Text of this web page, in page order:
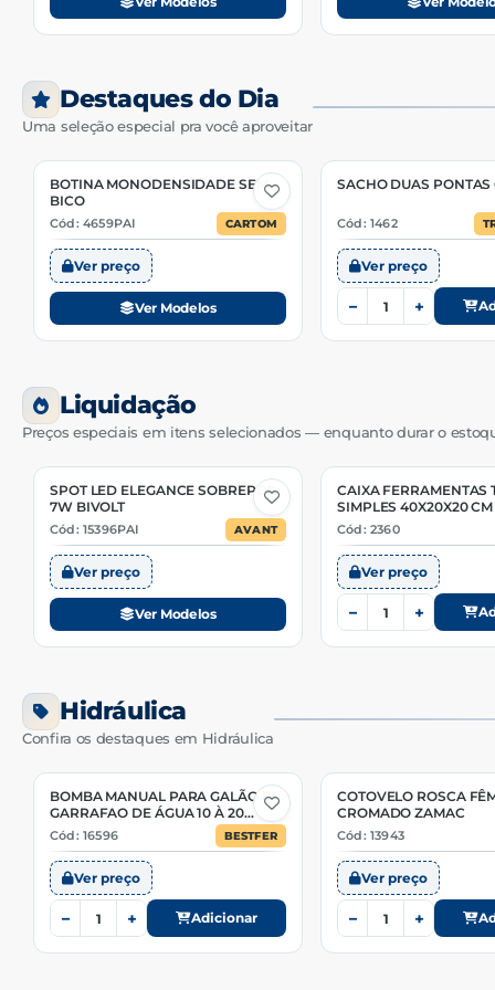
Destaques do Dia
Uma seleção especial pra você aproveitar
10 Opções
BOTINA MONODENSIDADE SEM
BICO
Cód: 4659PAI CARTOM
Ver preço
Ver Modelos
SACHO DUAS PONTAS
Cód: 1462
Ver preço
− +
Liquidação
Preços especiais em itens selecionados — enquanto durar o
3 Opções
SPOT LED ELEGANCE SOBREPOR
7W BIVOLT
Cód: 15396PAI AVANT
Ver preço
Ver Modelos
CAIXA FERRAMENTAS
SIMPLES 40X20X20 CM
Cód: 2360
Ver preço
− +
Hidráulica
Confira os destaques em Hidráulica
BOMBA MANUAL PARA GALÃO E
GARRAFAO DE ÁGUA 10 À 20
LITROS
Cód: 16596 BESTFER
Ver preço
− + Adicionar
COTOVELO ROSCA
CROMADO ZAMAC
Cód: 13943
Ver preço
− +